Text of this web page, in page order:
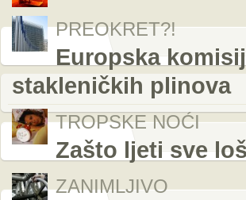
PREOKRET?!
Europska
stakleničkih plinova
TROPSKE NOĆI
Zašto ljeti sve
ZANIMLJIVO